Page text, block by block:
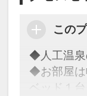
島根にお
ような強
し。一般
手一礼』
どころで
観光スポ
おすすめ
●由志園・
園の面積
ます。占
が早いと
●松江城・
・全室無
・朝刊サ
おすすめ
この
◆人工温泉
◆お部屋は
ベッド１